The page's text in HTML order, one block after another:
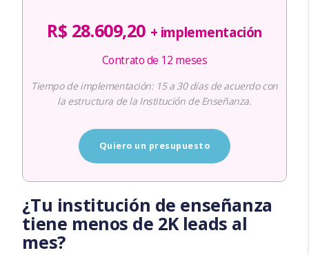
R$ 28.609,20 + implementación
Contrato de 12 meses
Tiempo de implementación: 15 a 30 días de acuerdo con
la estructura de la Institución de Enseñanza.
Quiero un presupuesto
¿Tu institución de enseñanza
tiene menos de 2K leads al
mes?